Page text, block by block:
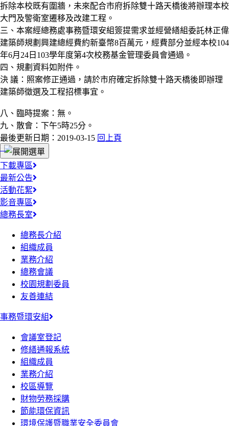
拆除本校既有圍牆，未來配合市府拆除雙十路天橋後將辦理本校
大門及警衛室遷移及改建工程。
三、本案經總務處事務暨環安組簽提需求並經營繕組委託林正偉
建築師規劃興建總經費約新臺幣8百萬元，經費部分並經本校104
年6月24日103學年度第4次校務基金管理委員會通過。
四、規劃資料如附件。
決 議：照案修正通過，請於市府確定拆除雙十路天橋後即辦理
建築師徵選及工程招標事宜。
八、臨時提案：無。
九、散會：下午5時25分。
最後更新日期：2019-03-15 回上頁
:::
下載專區
最新公告
活動花絮
影音專區
總務長室
總務長介紹
組織成員
業務介紹
總務會議
校園規劃委員
友善連結
事務暨環安組
會議室登記
修繕通報系統
組織成員
業務介紹
校區導覽
財物勞務採購
節能環保資訊
環境保護暨職業安全委員會